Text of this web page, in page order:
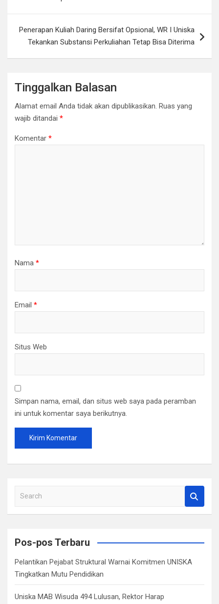
Penerapan Kuliah Daring Bersifat Opsional, WR I Uniska
Tekankan Substansi Perkuliahan Tetap Bisa Diterima
Tinggalkan Balasan
Alamat email Anda tidak akan dipublikasikan. Ruas yang
wajib ditandai *
Komentar *
Nama *
Email *
Situs Web
Simpan nama, email, dan situs web saya pada peramban
ini untuk komentar saya berikutnya.
a
c
Pos-pos Terbaru
Pelantikan Pejabat Struktural Warnai Komitmen UNISKA
Tingkatkan Mutu Pendidikan
Uniska MAB Wisuda 494 Lulusan, Rektor Harap